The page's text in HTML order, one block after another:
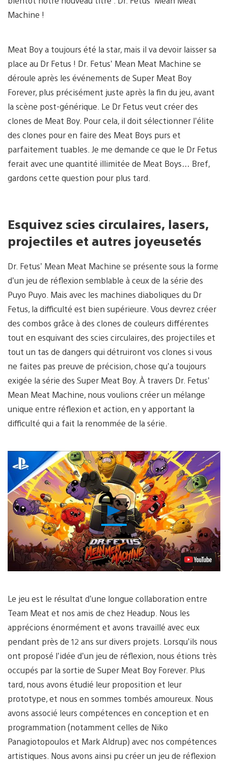
Machine !
Meat Boy a toujours été la star, mais il va devoir laisser sa
place au Dr Fetus ! Dr. Fetus’ Mean Meat Machine se
déroule après les événements de Super Meat Boy
Forever, plus précisément juste après la fin du jeu, avant
la scène post-générique. Le Dr Fetus veut créer des
clones de Meat Boy. Pour cela, il doit sélectionner l’élite
des clones pour en faire des Meat Boys purs et
parfaitement tuables. Je me demande ce que le Dr Fetus
ferait avec une quantité illimitée de Meat Boys… Bref,
gardons cette question pour plus tard.
Esquivez scies circulaires, lasers,
projectiles et autres joyeusetés
Dr. Fetus’ Mean Meat Machine se présente sous la forme
d’un jeu de réflexion semblable à ceux de la série des
Puyo Puyo. Mais avec les machines diaboliques du Dr
Fetus, la difficulté est bien supérieure. Vous devrez créer
des combos grâce à des clones de couleurs différentes
tout en esquivant des scies circulaires, des projectiles et
tout un tas de dangers qui détruiront vos clones si vous
ne faites pas preuve de précision, chose qu’a toujours
exigée la série des Super Meat Boy. À travers Dr. Fetus’
Mean Meat Machine, nous voulions créer un mélange
unique entre réflexion et action, en y apportant la
difficulté qui a fait la renommée de la série.
Lancer
la
vidéo
Le jeu est le résultat d’une longue collaboration entre
Team Meat et nos amis de chez Headup. Nous les
apprécions énormément et avons travaillé avec eux
pendant près de 12 ans sur divers projets. Lorsqu’ils nous
ont proposé l’idée d’un jeu de réflexion, nous étions très
occupés par la sortie de Super Meat Boy Forever. Plus
tard, nous avons étudié leur proposition et leur
prototype, et nous en sommes tombés amoureux. Nous
avons associé leurs compétences en conception et en
programmation (notamment celles de Niko
Panagiotopoulos et Mark Aldrup) avec nos compétences
artistiques. Nous avons ainsi pu créer un jeu de réflexion